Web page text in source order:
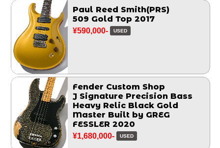
Paul Reed Smith(PRS)
509 Gold Top 2017
¥590,000- USED
Fender Custom Shop
J Signature Precision Bass
Heavy Relic Black Gold
Master Built by GREG
FESSLER 2020
¥1,680,000- USED